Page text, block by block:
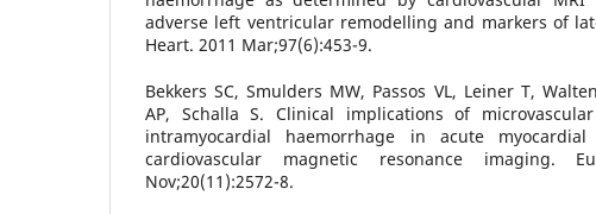
adverse left ventricular remodelling and markers of
Heart. 2011 Mar;97(6):453-9.
Bekkers SC, Smulders MW, Passos VL, Leiner T,
AP, Schalla S. Clinical implications of
intramyocardial haemorrhage in acute
cardiovascular magnetic resonance imaging.
Nov;20(11):2572-8.